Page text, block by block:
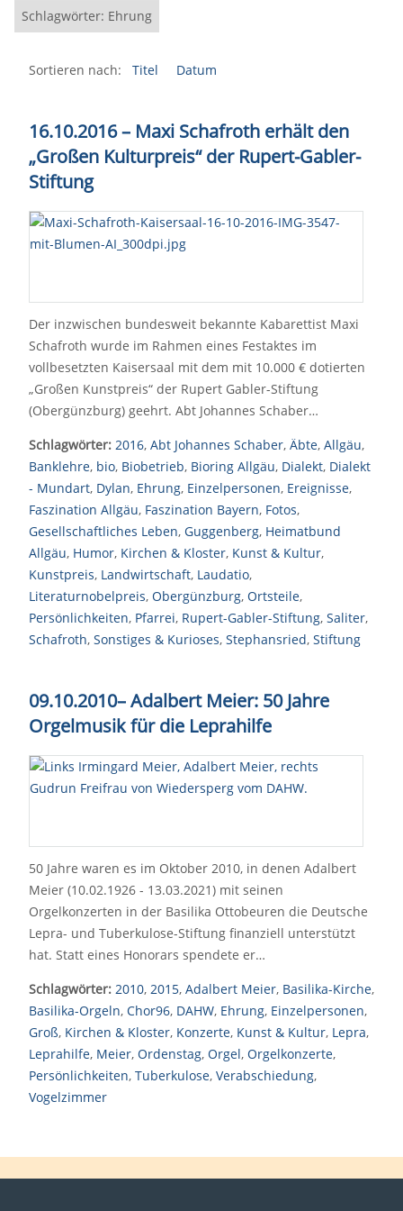
Schlagwörter: Ehrung
Sortieren nach: Titel Datum
16.10.2016– Maxi Schafroth erhält den
„Großen Kulturpreis“ der Rupert-Gabler-
Stiftung
Der inzwischen bundesweit bekannte Kabarettist Maxi
Schafroth wurde im Rahmen eines Festaktes im
vollbesetzten Kaisersaal mit dem mit 10.000 € dotierten
„Großen Kunstpreis“ der Rupert Gabler-Stiftung
(Obergünzburg) geehrt. Abt Johannes Schaber…
Schlagwörter: 2016, Abt Johannes Schaber, Äbte, Allgäu,
Banklehre, bio, Biobetrieb, Bioring Allgäu, Dialekt, Dialekt
- Mundart, Dylan, Ehrung, Einzelpersonen, Ereignisse,
Faszination Allgäu, Faszination Bayern, Fotos,
Gesellschaftliches Leben, Guggenberg, Heimatbund
Allgäu, Humor, Kirchen & Kloster, Kunst & Kultur,
Kunstpreis, Landwirtschaft, Laudatio,
Literaturnobelpreis, Obergünzburg, Ortsteile,
Persönlichkeiten, Pfarrei, Rupert-Gabler-Stiftung, Saliter,
Schafroth, Sonstiges & Kurioses, Stephansried, Stiftung
09.10.2010–Adalbert Meier: 50 Jahre
Orgelmusik für die Leprahilfe
50 Jahre waren es im Oktober 2010, in denen Adalbert
Meier (10.02.1926 - 13.03.2021) mit seinen
Orgelkonzerten in der Basilika Ottobeuren die Deutsche
Lepra- und Tuberkulose-Stiftung finanziell unterstützt
hat. Statt eines Honorars spendete er…
Schlagwörter: 2010, 2015, Adalbert Meier, Basilika-Kirche,
Basilika-Orgeln, Chor96, DAHW, Ehrung, Einzelpersonen,
Groß, Kirchen & Kloster, Konzerte, Kunst & Kultur, Lepra,
Leprahilfe, Meier, Ordenstag, Orgel, Orgelkonzerte,
Persönlichkeiten, Tuberkulose, Verabschiedung,
Vogelzimmer